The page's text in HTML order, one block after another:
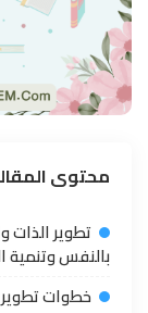
محتوى
بالنفس وتنمية
خطوات تطوير